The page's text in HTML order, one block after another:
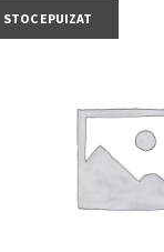
STOC EPUIZAT